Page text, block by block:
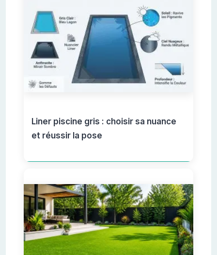
Liner piscine gris : choisir sa nuance
et réussir la pose